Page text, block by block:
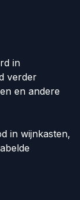
in
verder
en andere
in wijnkasten,